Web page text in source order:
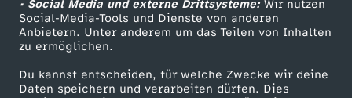
• Social Media und externe Drittsysteme:Wir nutzen
Social-Media-Tools und Dienste von anderen
Anbietern. Unter anderem um das Teilen von Inhalten
zu ermöglichen.
Du kannst entscheiden, für welche Zwecke wir deine
Daten speichern und verarbeiten dürfen. Dies
n
z
ZDF Unternehmen
Karriere
ZDF goes Schule